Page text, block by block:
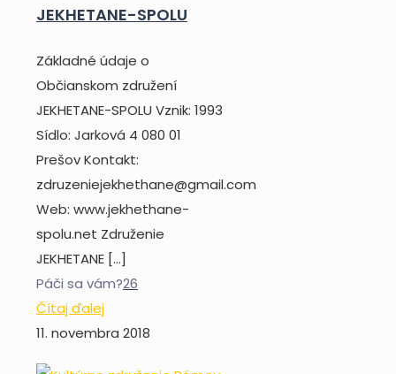
JEKHETANE-SPOLU
Základné údaje o
Občianskom združení
JEKHETANE-SPOLU Vznik: 1993
Sídlo: Jarková 4 080 01
Prešov Kontakt:
zdruzeniejekhethane@gmail.com
Web: www.jekhethane-
spolu.net Združenie
JEKHETANE […]
Páči sa vám?26
Čítaj ďalej
11. novembra 2018